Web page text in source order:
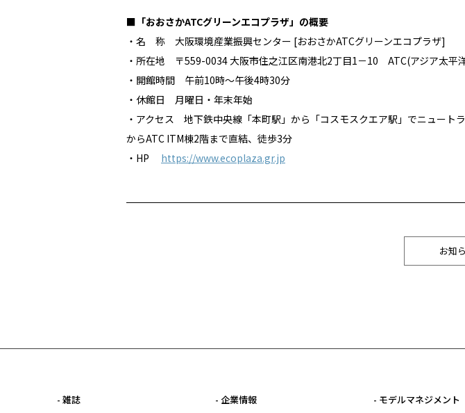
■「おおさかATCグリーンエコプラザ」の概要
・名 称 大阪環境産業振興センター [おおさかATCグリーンエコプラザ]
・所在地 〒559-0034 大阪市住之江区南港北2丁目1－10 ATC(アジア太平
・開館時間 午前10時～午後4時30分
・休館日 月曜日・年末年始
・アクセス 地下鉄中央線「本町駅」から「コスモスクエア駅」 でニュート
からATC ITM棟2階まで直結、徒歩3分
・HP https://www.ecoplaza.gr.jp
お知
- 雑誌 - 企業情報 - モデルマネジメント